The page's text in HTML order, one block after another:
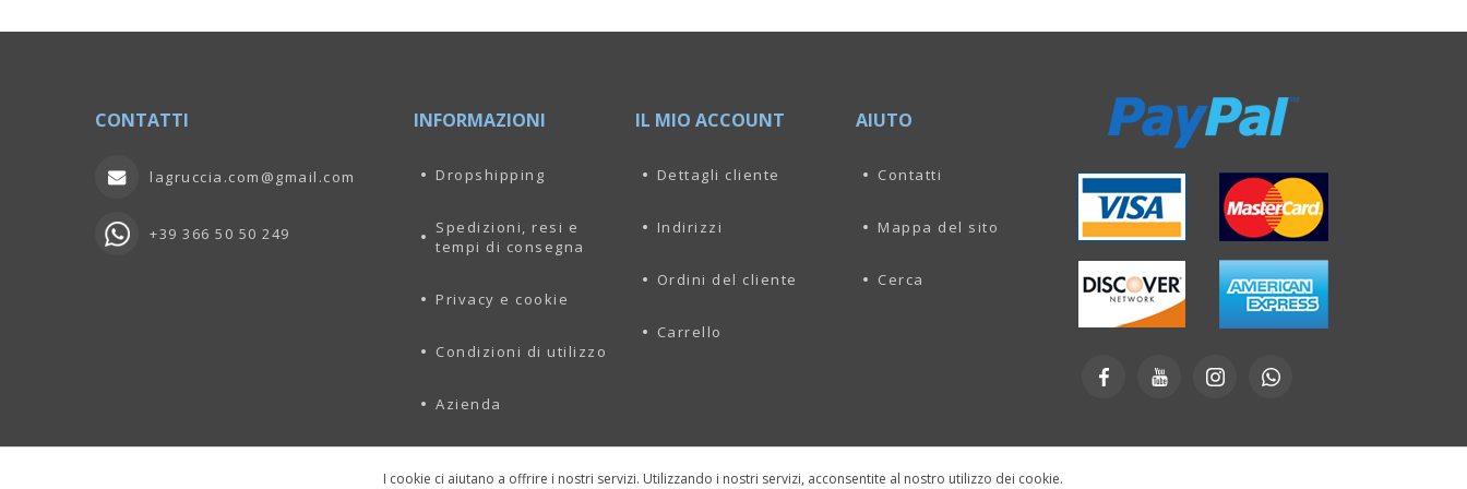
CONTATTI
lagruccia.com@gmail.com
+39 366 50 50 249
INFORMAZIONI
Dropshipping
Spedizioni, resi e
tempi di consegna
Privacy e cookie
Condizioni di utilizzo
Azienda
IL MIO ACCOUNT
Dettagli cliente
Indirizzi
Ordini del cliente
Carrello
AIUTO
Contatti
Mappa del sito
Cerca
I cookie ci aiutano a offrire i nostri servizi. Utilizzando i nostri servizi, acconsentite al nostro utilizzo dei cookie.